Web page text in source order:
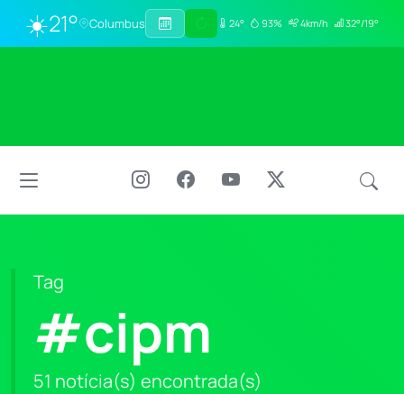
☀️21° Columbus 24° 93% 4km/h 32°/19°
Tag
#cipm
51 notícia(s) encontrada(s)